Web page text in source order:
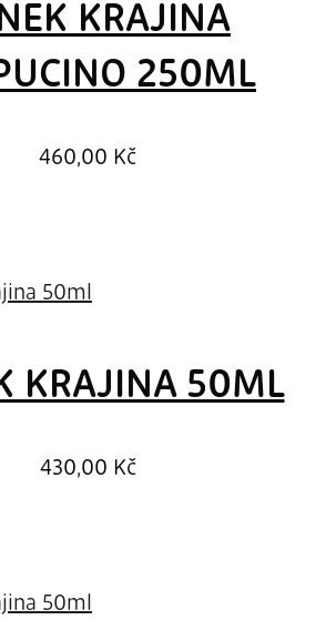
KRAJINA
250ML
460,00 Kč
KRAJINA 50ML
430,00 Kč